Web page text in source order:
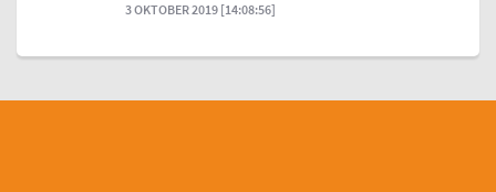
3 OKTOBER 2019 [14:08:56]